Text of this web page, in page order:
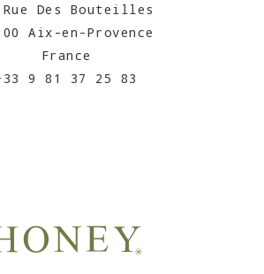
Rue Des Bouteilles
Aix-en-Provence
France
9 81 37 25 83